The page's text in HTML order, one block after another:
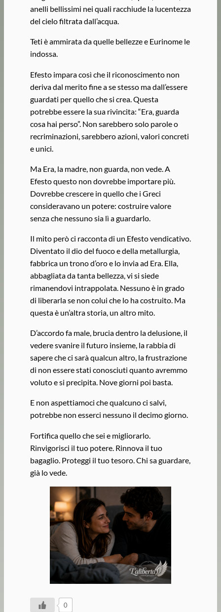
anelli bellissimi nei quali racchiude la lucentezza
del cielo filtrata dall’acqua.
Teti è ammirata da quelle bellezze e Eurinome le
indossa.
Efesto impara così che il riconoscimento non
deriva dal merito fine a se stesso ma dall’essere
guardati per quello che si crea. Questa
potrebbe essere la sua rivincita: “Era, guarda
cosa hai perso”. Non sarebbero solo parole o
recriminazioni, sarebbero azioni, valori concreti
e unici.
Ma Era, la madre, non guarda, non vede. A
Efesto questo non dovrebbe importare più.
Dovrebbe crescere in quello che i Greci
consideravano un potere: costruire valore
senza che nessuno sia lì a guardarlo.
Il mito però ci racconta di un Efesto vendicativo.
Diventato il dio del fuoco e della metallurgia,
fabbrica un trono d’oro e lo invia ad Era. Ella,
abbagliata da tanta bellezza, vi si siede
rimanendovi intrappolata. Nessuno è in grado
di liberarla se non colui che lo ha costruito. Ma
questa è un’altra storia, un altro mito.
D’accordo fa male, brucia dentro la delusione, il
vedere svanire il futuro insieme, la rabbia di
sapere che ci sarà qualcun altro, la frustrazione
di non essere stati conosciuti quanto avremmo
voluto e si precipita. Nove giorni poi basta.
E non aspettiamoci che qualcuno ci salvi,
potrebbe non esserci nessuno il decimo giorno.
Fortifica quello che sei e migliorarlo.
Rinvigorisci il tuo potere. Rinnova il tuo
bagaglio. Proteggi il tuo tesoro. Chi sa guardare,
già lo vede.
0